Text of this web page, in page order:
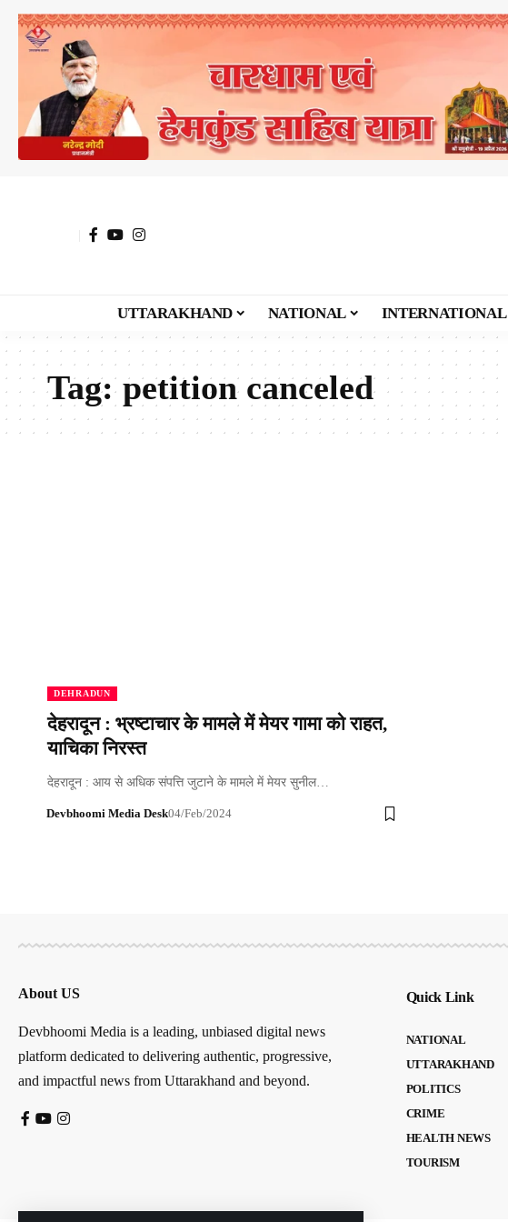
UTTARAKHAND NATIONAL INTERNATIONAL
Tag:petition canceled
DEHRADUN
देहरादून : भ्रष्टाचार के मामले में मेयर गामा को राहत,
याचिका निरस्त
देहरादून : आय से अधिक संपत्ति जुटाने के मामले में मेयर सुनील…
Devbhoomi Media Desk04/Feb/2024
About US
Devbhoomi Media is a leading, unbiased digital news
platform dedicated to delivering authentic, progressive,
and impactful news from Uttarakhand and beyond.
Quick Link
NATIONAL
UTTARAKHAND
POLITICS
CRIME
HEALTH NEWS
TOURISM